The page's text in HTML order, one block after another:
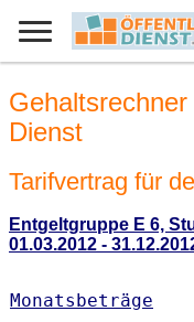
Dienst
Tarifvertrag für
Entgeltgruppe E 6,
01.03.2012 -
Monatsbeträge